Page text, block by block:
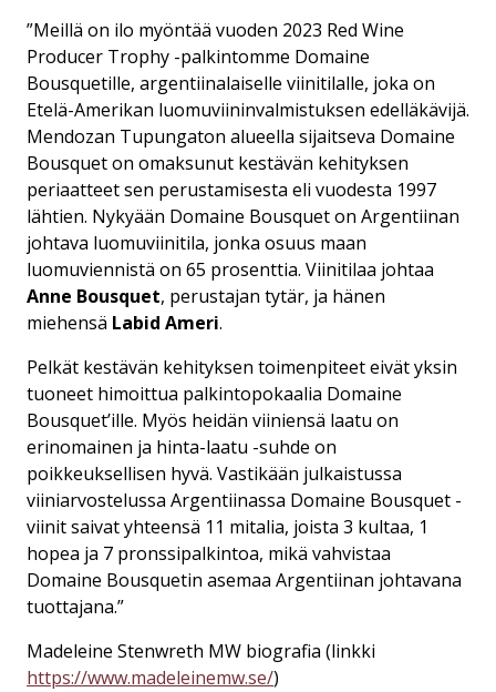
”Meillä on ilo myöntää vuoden 2023 Red Wine
Producer Trophy -palkintomme Domaine
Bousquetille, argentiinalaiselle viinitilalle, joka on
Etelä-Amerikan luomuviininvalmistuksen edelläkävijä.
Mendozan Tupungaton alueella sijaitseva Domaine
Bousquet on omaksunut kestävän kehityksen
periaatteet sen perustamisesta eli vuodesta 1997
lähtien. Nykyään Domaine Bousquet on Argentiinan
johtava luomuviinitila, jonka osuus maan
luomuviennistä on 65 prosenttia. Viinitilaa johtaa
Anne Bousquet, perustajan tytär, ja hänen
miehensä Labid Ameri.
Pelkät kestävän kehityksen toimenpiteet eivät yksin
tuoneet himoittua palkintopokaalia Domaine
Bousquet’ille. Myös heidän viiniensä laatu on
erinomainen ja hinta-laatu -suhde on
poikkeuksellisen hyvä. Vastikään julkaistussa
viiniarvostelussa Argentiinassa Domaine Bousquet -
viinit saivat yhteensä 11 mitalia, joista 3 kultaa, 1
hopea ja 7 pronssipalkintoa, mikä vahvistaa
Domaine Bousquetin asemaa Argentiinan johtavana
tuottajana.”
Madeleine Stenwreth MW biografia (linkki
https://www.madeleinemw.se/)